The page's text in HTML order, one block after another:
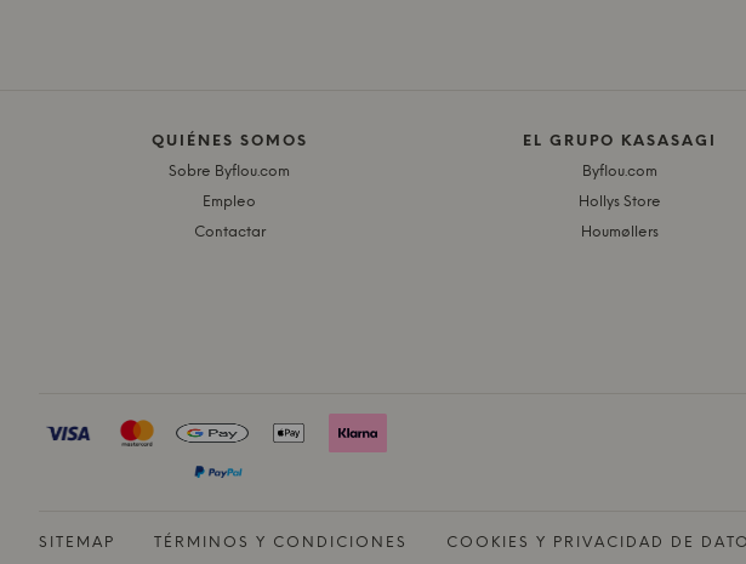
QUIÉNES SOMOS
Sobre Byflou.com
Empleo
Contactar
EL GRUPO KASASAGI
Byflou.com
Hollys Store
Houmøllers
SITEMAP TÉRMINOS Y CONDICIONES COOKIES Y PRIVACIDAD DE